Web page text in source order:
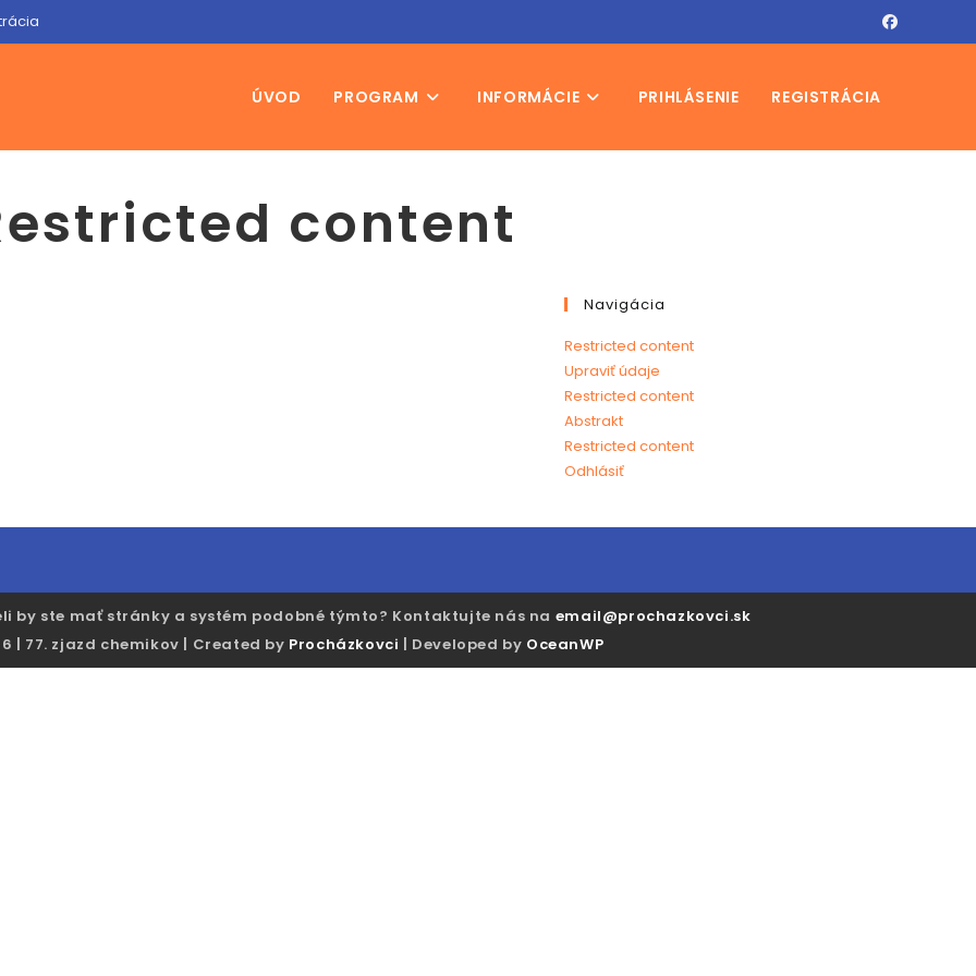
ÚVOD PROGRAM INFORMÁCIE PRIHLÁSENIE REGISTRÁCIA
content
Navigácia
Restricted content
Upraviť údaje
Restricted content
Abstrakt
Restricted content
Odhlásiť
by ste mať stránky a systém podobné týmto? Kontaktujte nás na email@prochazkovci.sk
| 77. zjazd chemikov | Created by Procházkovci | Developed by OceanWP